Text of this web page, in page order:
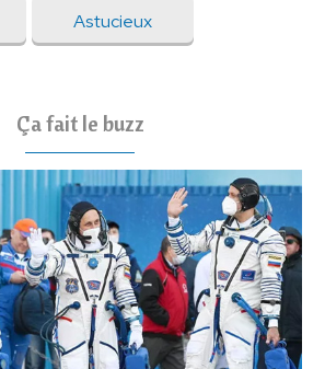
Astucieux
Ça fait le buzz